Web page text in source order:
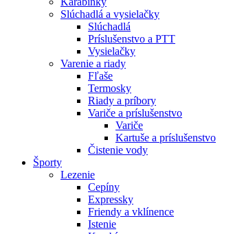
Slúchadlá a vysielačky
Slúchadlá
Príslušenstvo a PTT
Vysielačky
Varenie a riady
Fľaše
Termosky
Riady a príbory
Variče a príslušenstvo
Variče
Kartuše a príslušenstvo
Čistenie vody
Športy
Lezenie
Cepíny
Expressky
Friendy a vklínence
Istenie